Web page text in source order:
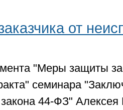
от
"Меры защиты
семинара
закона 44-ФЗ"